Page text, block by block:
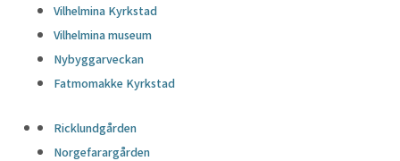
Vilhelmina Kyrkstad
Vilhelmina museum
Nybyggarveckan
Fatmomakke Kyrkstad
Ricklundgården
Norgefarargården